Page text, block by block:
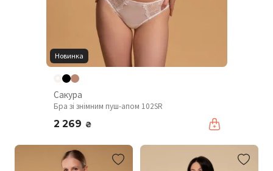
Новинка
Сакура
Бра зі знімним пуш-апом 102SR
2 269 ₴